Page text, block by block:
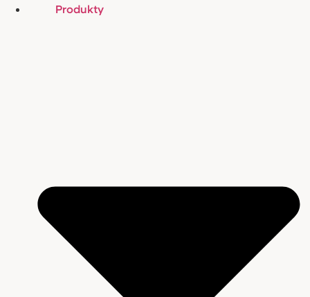
Produkty